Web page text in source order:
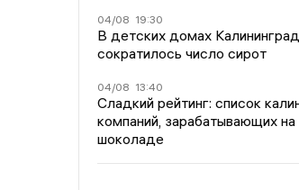
04/08 19:30
В детских домах
сократилось число сирот
04/08 13:40
Сладкий рейтинг: список
компаний, зарабатывающих
шоколаде